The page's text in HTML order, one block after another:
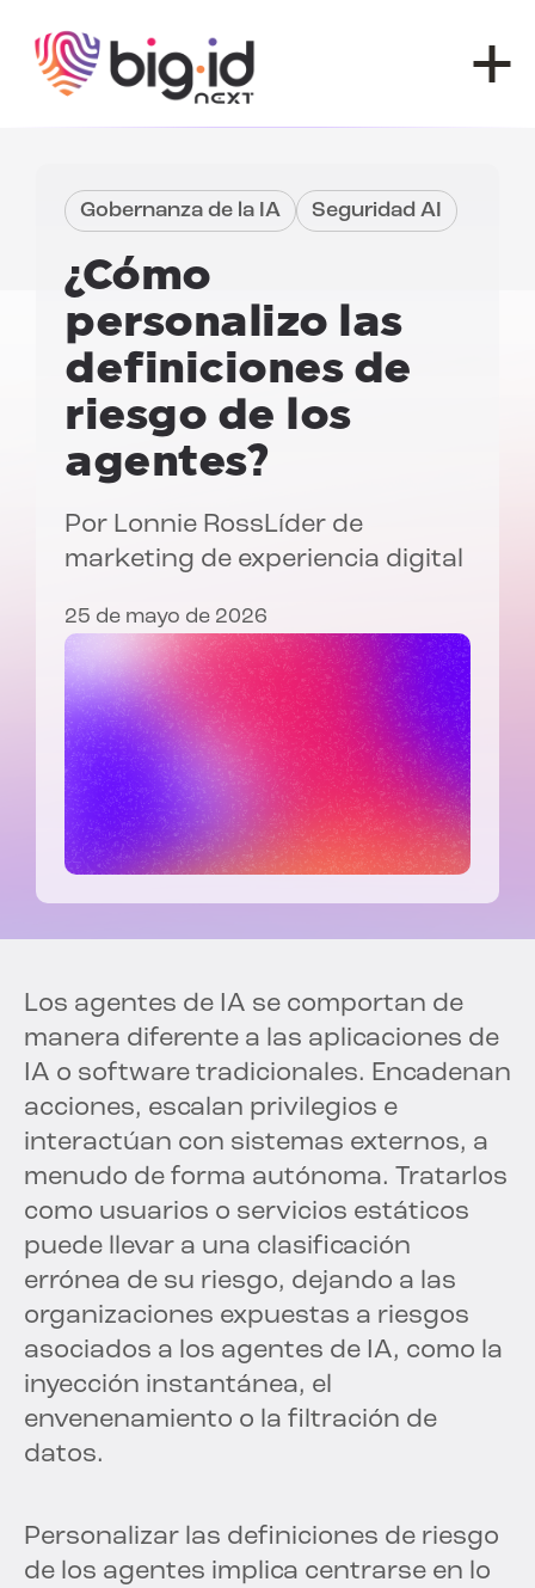
Gobernanza de la IA Seguridad AI
¿Cómo
personalizo las
definiciones de
riesgo de los
agentes?
Por Lonnie RossLíder de
marketing de experiencia digital
25 de mayo de 2026
Los agentes de IA se comportan de
manera diferente a las aplicaciones de
IA o software tradicionales. Encadenan
acciones, escalan privilegios e
interactúan con sistemas externos, a
menudo de forma autónoma. Tratarlos
como usuarios o servicios estáticos
puede llevar a una clasificación
errónea de su riesgo, dejando a las
organizaciones expuestas a riesgos
asociados a los agentes de IA, como la
inyección instantánea, el
envenenamiento o la filtración de
datos.
Personalizar las definiciones de riesgo
de los agentes implica centrarse en lo